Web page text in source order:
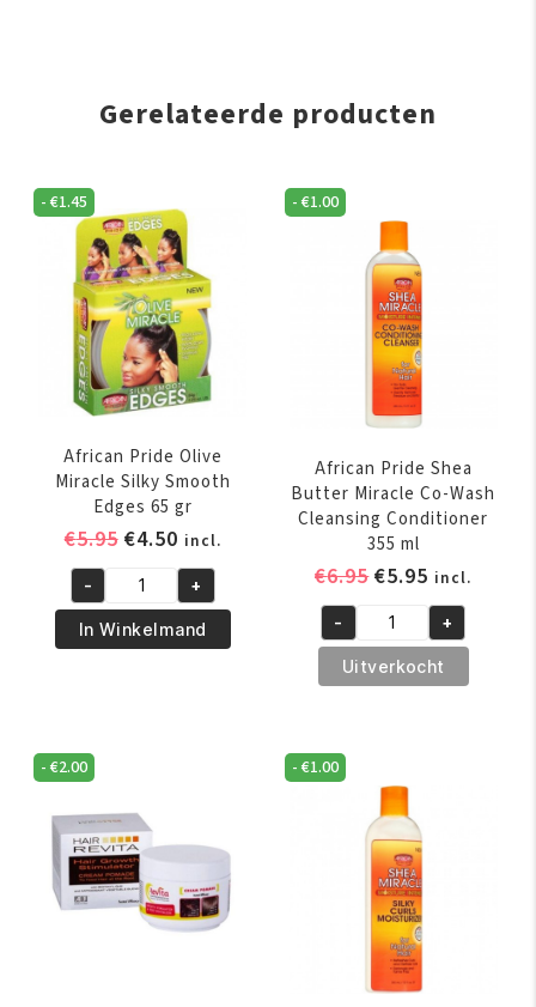
Gerelateerde producten
-€1.45
African Pride Olive
Miracle Silky Smooth
Edges 65 gr
€5.95 Oorspronkelijke
was:
€5.95.
€4.50Huidige
prijs
is:
€4.50.
incl.
African
Pride
Olive
Edges
gr
aantal
- +
In Winkelmand
-€1.00
African Pride Shea
Butter Miracle Co-Wash
Cleansing Conditioner
355 ml
€6.95
was:
€6.95.
€5.95 Huidige
prijs
is:
€5.95.
incl.
African
Pride
Shea
Miracle
Co-
Cleansing
Conditioner
aantal
- +
Uitverkocht
-€2.00 -€1.00